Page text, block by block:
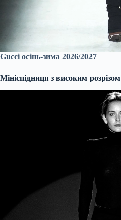
Gucci осінь-зима 2026/2027
Мініспідниця з високим розрізом